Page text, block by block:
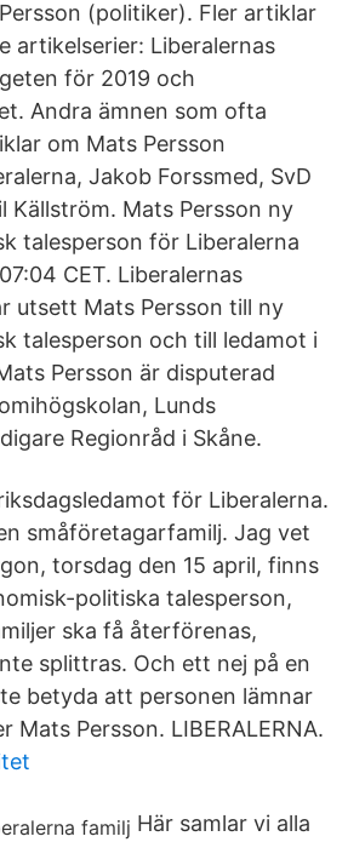
(politiker). Fler artiklar
artikelserier: Liberalernas
för 2019 och
Andra ämnen som ofta
om Mats Persson
Jakob Forssmed, SvD
Källström. Mats Persson ny
talesperson för Liberalerna
CET. Liberalernas
utsett Mats Persson till ny
talesperson och till ledamot i
Persson är disputerad
Lunds
Regionråd i Skåne.
för Liberalerna.
småföretagarfamilj. Jag vet
torsdag den 15 april, finns
politiska talesperson,
ska få återförenas,
splittras. Och ett nej på en
betyda att personen lämnar
Mats Persson. LIBERALERNA.
Här samlar vi alla